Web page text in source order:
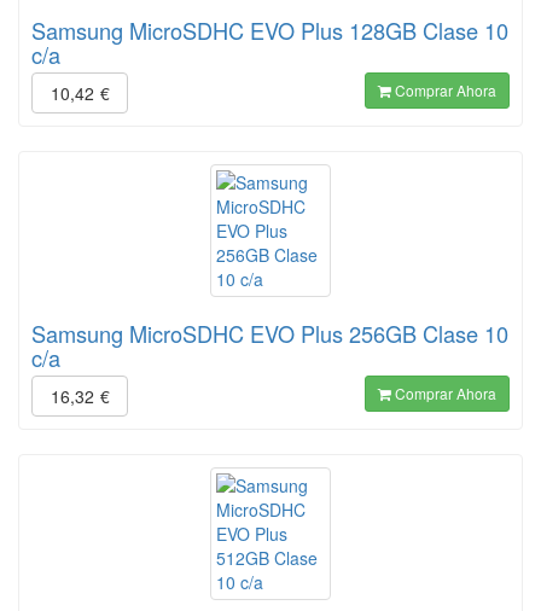
Samsung MicroSDHC EVO Plus 128GB Clase 10
c/a
10,42 € Comprar Ahora
Samsung MicroSDHC EVO Plus 256GB Clase 10
c/a
16,32 € Comprar Ahora